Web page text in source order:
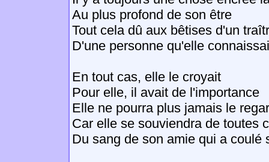
Au plus profond de son être
Tout cela dû aux bêtises d'un
D'une personne qu'elle
En tout cas, elle le croyait
Pour elle, il avait de l'importance
Elle ne pourra plus jamais le
Car elle se souviendra de toutes
Du sang de son amie qui a coulé